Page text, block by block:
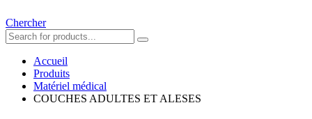
Chercher
Accueil
Produits
Matériel médical
COUCHES ADULTES ET ALESES